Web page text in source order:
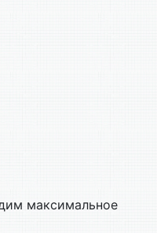
максимальное